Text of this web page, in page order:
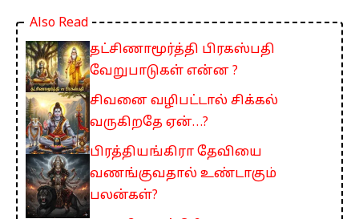
Also Read
தட்சிணாமூர்த்தி பிரகஸ்பதி
வேறுபாடுகள் என்ன ?
சிவனை வழிபட்டால் சிக்கல்
வருகிறதே ஏன்…?
பிரத்தியங்கிரா தேவியை
வணங்குவதால் உண்டாகும்
பலன்கள்?